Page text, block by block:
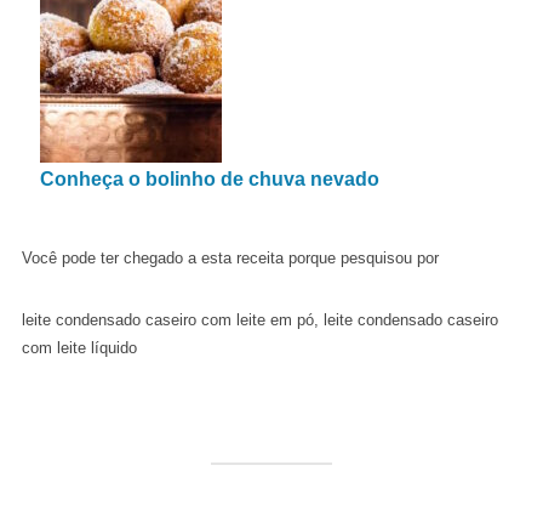
Conheça o bolinho de chuva nevado
Você pode ter chegado a esta receita porque pesquisou por
leite condensado caseiro com leite em pó, leite condensado caseiro
com leite líquido